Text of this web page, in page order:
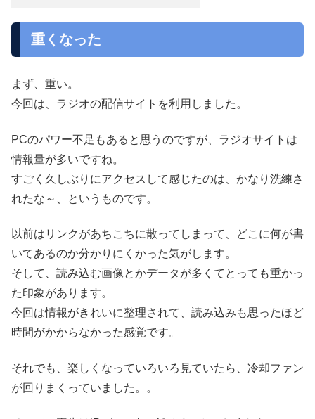
重くなった
まず、重い。
今回は、ラジオの配信サイトを利用しました。
PCのパワー不足もあると思うのですが、ラジオサイトは
情報量が多いですね。
すごく久しぶりにアクセスして感じたのは、かなり洗練さ
れたな～、というものです。
以前はリンクがあちこちに散ってしまって、どこに何が書
いてあるのか分かりにくかった気がします。
そして、読み込む画像とかデータが多くてとっても重かっ
た印象があります。
今回は情報がきれいに整理されて、読み込みも思ったほど
時間がかからなかった感覚です。
それでも、楽しくなっていろいろ見ていたら、冷却ファン
が回りまくっていました。。